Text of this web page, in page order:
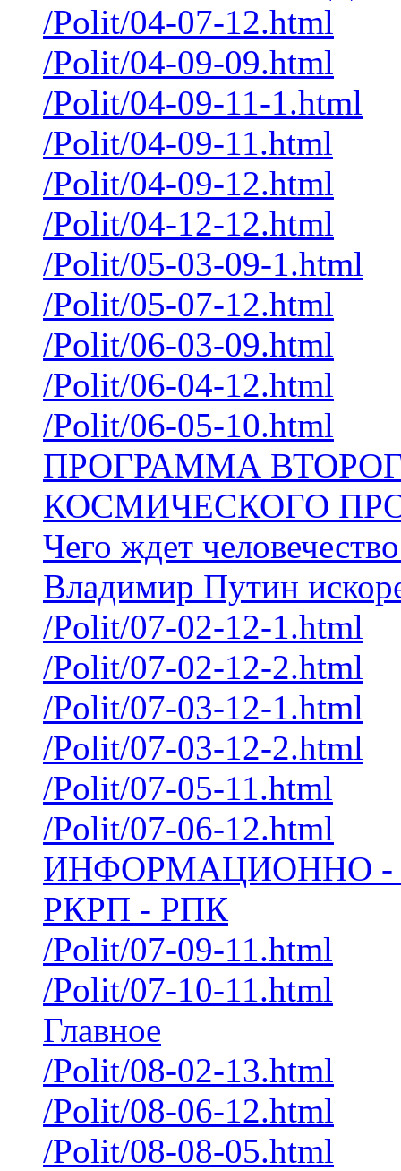
/Polit/04-07-12.html
/Polit/04-09-09.html
/Polit/04-09-11-1.html
/Polit/04-09-11.html
/Polit/04-09-12.html
/Polit/04-12-12.html
/Polit/05-03-09-1.html
/Polit/05-07-12.html
/Polit/06-03-09.html
/Polit/06-04-12.html
/Polit/06-05-10.html
ПРОГРАММА
КОСМИЧЕСКОГО
Чего ждет
Владимир Путин
/Polit/07-02-12-1.html
/Polit/07-02-12-2.html
/Polit/07-03-12-1.html
/Polit/07-03-12-2.html
/Polit/07-05-11.html
/Polit/07-06-12.html
ИНФОРМАЦИОННО -
РКРП - РПК
/Polit/07-09-11.html
/Polit/07-10-11.html
Главное
/Polit/08-02-13.html
/Polit/08-06-12.html
/Polit/08-08-05.html